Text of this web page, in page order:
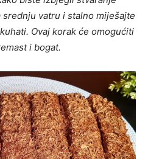
vatru i stalno miješajte
Ovaj korak će omogućiti
i bogat.